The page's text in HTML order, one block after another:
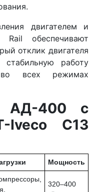
двигателем и
обеспечивают
отклик двигателя
работу
во всех режимах
АД-400 с
Iveco C13
Мощность
320–400